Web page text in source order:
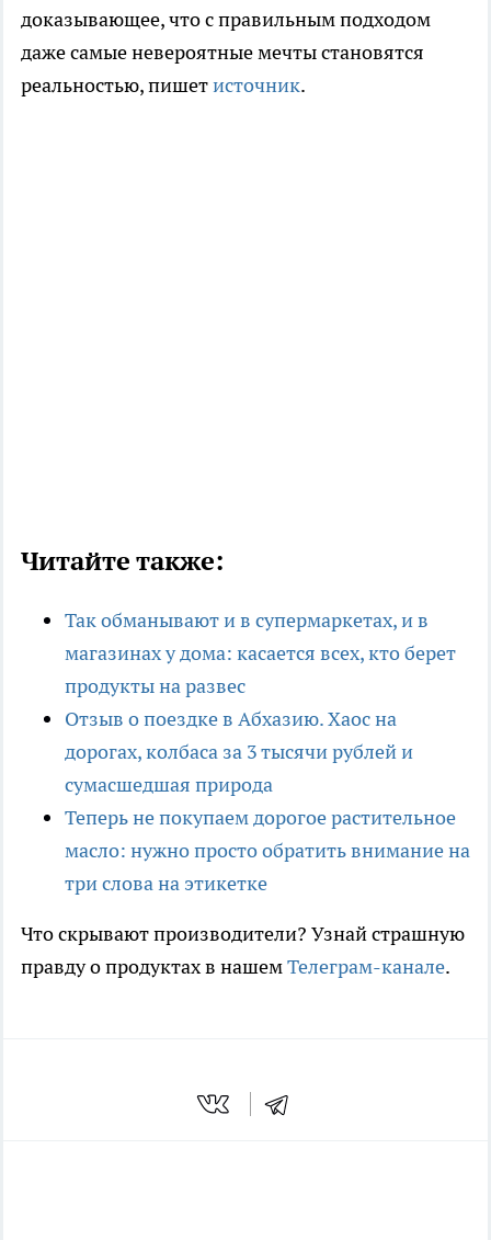
доказывающее, что с правильным подходом
даже самые невероятные мечты становятся
реальностью, пишетисточник.
Читайте также:
Так обманывают и в супермаркетах, и в
магазинах у дома: касается всех, кто берет
продукты на развес
Отзыв о поездке в Абхазию. Хаос на
дорогах, колбаса за 3 тысячи рублей и
сумасшедшая природа
Теперь не покупаем дорогое растительное
масло: нужно просто обратить внимание на
три слова на этикетке
Что скрывают производители? Узнай страшную
правду о продуктах в нашемТелеграм-канале.